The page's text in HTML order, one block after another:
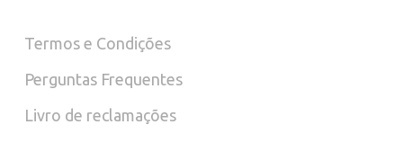
Termos e Condições
Perguntas Frequentes
Livro de reclamações